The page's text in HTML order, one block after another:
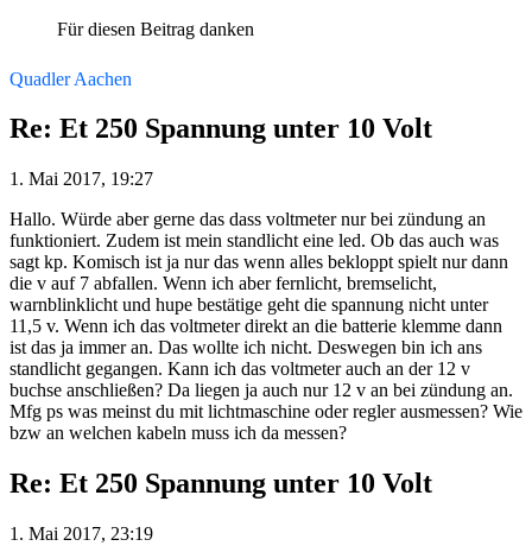
Für diesen Beitrag danken
Quadler Aachen
Re: Et 250 Spannung unter 10 Volt
1. Mai 2017, 19:27
Hallo. Würde aber gerne das dass voltmeter nur bei zündung an
funktioniert. Zudem ist mein standlicht eine led. Ob das auch was
sagt kp. Komisch ist ja nur das wenn alles bekloppt spielt nur dann
die v auf 7 abfallen. Wenn ich aber fernlicht, bremselicht,
warnblinklicht und hupe bestätige geht die spannung nicht unter
11,5 v. Wenn ich das voltmeter direkt an die batterie klemme dann
ist das ja immer an. Das wollte ich nicht. Deswegen bin ich ans
standlicht gegangen. Kann ich das voltmeter auch an der 12 v
buchse anschließen? Da liegen ja auch nur 12 v an bei zündung an.
Mfg ps was meinst du mit lichtmaschine oder regler ausmessen? Wie
bzw an welchen kabeln muss ich da messen?
Re: Et 250 Spannung unter 10 Volt
1. Mai 2017, 23:19